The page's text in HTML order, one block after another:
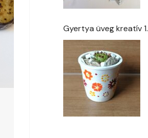
Gyertya üveg kreatív 1.